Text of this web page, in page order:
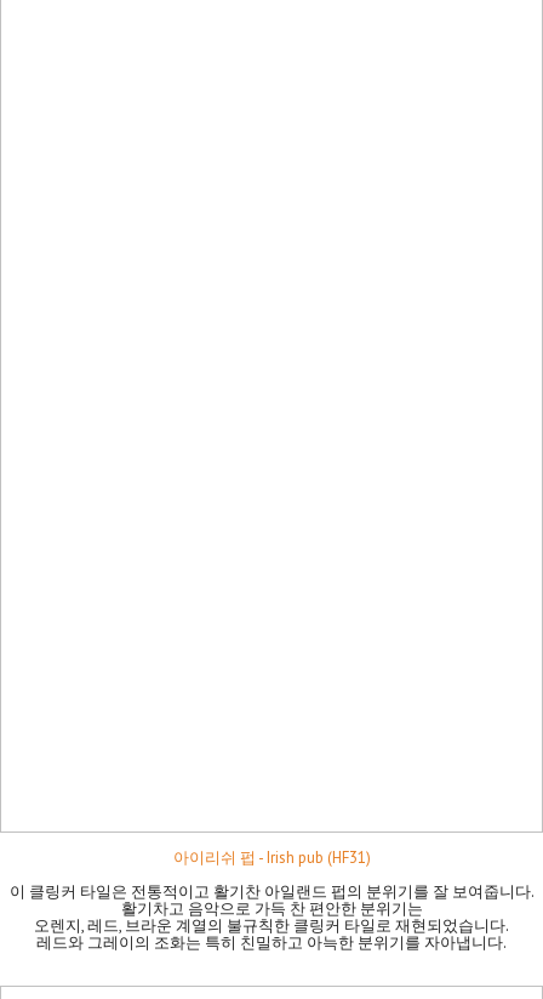
아이리쉬 펍 - Irish pub (HF31)
이 클링커 타일은 전통적이고 활기찬 아일랜드 펍의 분위기를 잘 보여줍니다.
활기차고 음악으로 가득 찬 편안한 분위기는
오렌지, 레드, 브라운 계열의 불규칙한 클링커 타일로 재현되었습니다.
레드와 그레이의 조화는 특히 친밀하고 아늑한 분위기를 자아냅니다.